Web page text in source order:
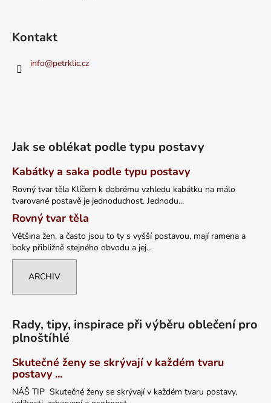
Kontakt
info@petrklic.cz
Jak se oblékat podle typu postavy
Kabátky a saka podle typu postavy
Rovný tvar těla Klíčem k dobrému vzhledu kabátku na málo
tvarované postavě je jednoduchost. Jednodu...
Rovný tvar těla
Většina žen, a často jsou to ty s vyšší postavou, mají ramena a
boky přibližně stejného obvodu a jej...
ARCHIV
Rady, tipy, inspirace při výběru oblečení pro
plnoštíhlé
Skutečné ženy se skrývají v každém tvaru
postavy ...
NÁŠ TIP Skutečné ženy se skrývají v každém tvaru postavy,